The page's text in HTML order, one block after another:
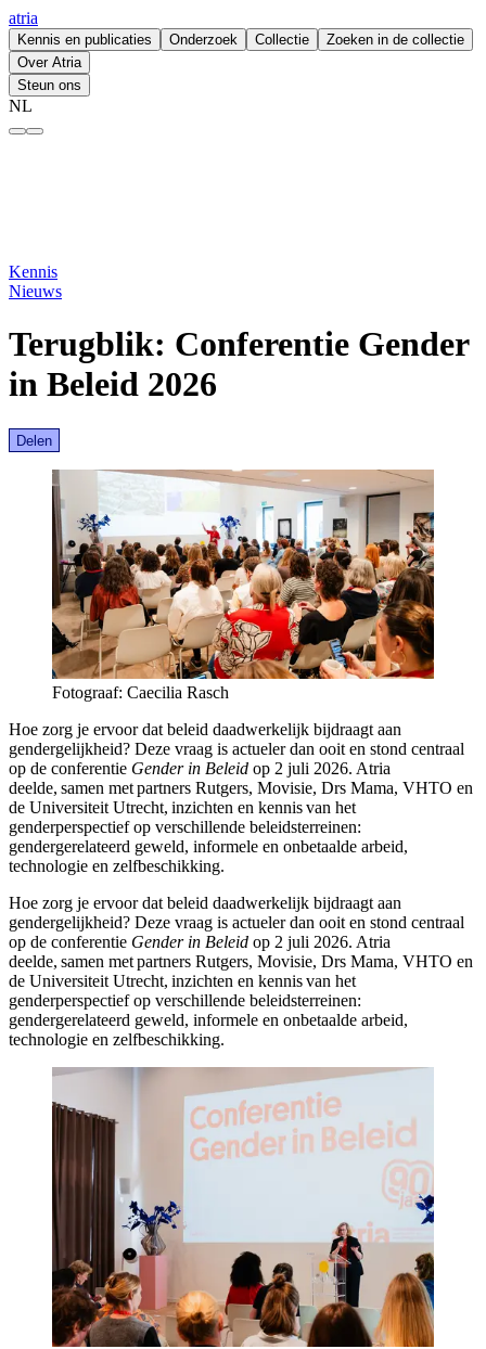
atria
Kennis en publicaties Onderzoek Collectie
Zoeken in de collectie
Over Atria
Steun ons
NL
Kennis
Nieuws
Terugblik: Conferentie Gender
in Beleid 2026
Delen
Fotograaf: Caecilia Rasch
Hoe zorg je ervoor dat beleid daadwerkelijk bijdraagt aan
gendergelijkheid? Deze vraag is actueler dan ooit en stond centraal
op de conferentie Gender in Beleid op 2 juli 2026. Atria
deelde, samen met partners Rutgers, Movisie, Drs Mama, VHTO en
de Universiteit Utrecht, inzichten en kennis van het
genderperspectief op verschillende beleidsterreinen:
gendergerelateerd geweld, informele en onbetaalde arbeid,
technologie en zelfbeschikking.
Hoe zorg je ervoor dat beleid daadwerkelijk bijdraagt aan
gendergelijkheid? Deze vraag is actueler dan ooit en stond centraal
op de conferentie Gender in Beleid op 2 juli 2026. Atria
deelde, samen met partners Rutgers, Movisie, Drs Mama, VHTO en
de Universiteit Utrecht, inzichten en kennis van het
genderperspectief op verschillende beleidsterreinen:
gendergerelateerd geweld, informele en onbetaalde arbeid,
technologie en zelfbeschikking.